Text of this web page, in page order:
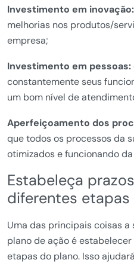
Investimento em inovação:
melhorias nos produtos/
empresa;
Investimento em pessoas:
constantemente seus
um bom nível de
Aperfeiçoamento dos
que todos os processos da
otimizados e funcionando
Estabeleça
diferentes
Uma das principais coisas
plano de ação é
etapas do plano. Isso